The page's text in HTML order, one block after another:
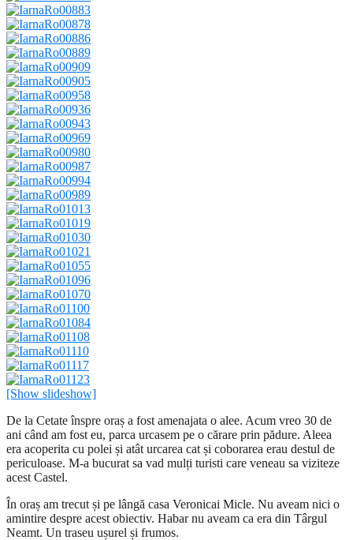
[Show slideshow]
De la Cetate înspre oraș a fost amenajata o alee. Acum vreo 30 de
ani când am fost eu, parca urcasem pe o cărare prin pădure. Aleea
era acoperita cu polei și atât urcarea cat și coborarea erau destul de
periculoase. M-a bucurat sa vad mulți turisti care veneau sa viziteze
acest Castel.
În oraș am trecut și pe lângă casa Veronicai Micle. Nu aveam nici o
amintire despre acest obiectiv. Habar nu aveam ca era din Târgul
Neamt. Un traseu ușurel și frumos.